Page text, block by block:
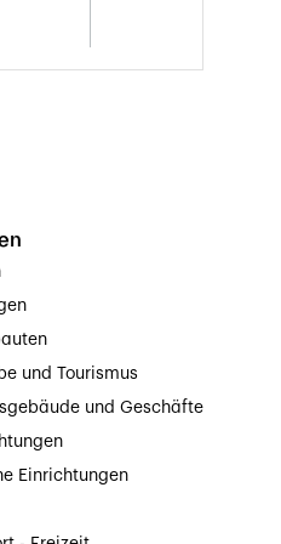
und Tourismus
und Geschäfte
Einrichtungen